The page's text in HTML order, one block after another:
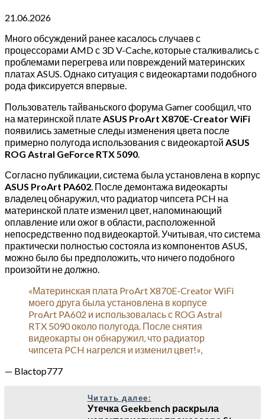
21.06.2026
Много обсуждений ранее касалось случаев с
процессорами AMD с 3D V-Cache, которые сталкивались с
проблемами перегрева или повреждений материнских
платах ASUS. Однако ситуация с видеокартами подобного
рода фиксируется впервые.
Пользователь тайваньского форума Gamer сообщил, что
на материнской платеASUS ProArt X870E-Creator WiFi
появились заметные следы изменения цвета после
примерно полугода использования с видеокартой ASUS
ROG Astral GeForce RTX 5090.
Согласно публикации, система была установлена в корпус
ASUS ProArt PA602. После демонтажа видеокарты
владелец обнаружил, что радиатор чипсета PCH на
материнской плате изменил цвет, напоминающий
оплавление или ожог в области, расположенной
непосредственно под видеокартой. Учитывая, что система
практически полностью состояла из компонентов ASUS,
можно было бы предположить, что ничего подобного
произойти не должно.
«Материнская плата ProArt X870E-Creator WiFi
моего друга была установлена в корпусе
ProArt PA602 и использовалась с ROG Astral
RTX 5090 около полугода. После снятия
видеокарты он обнаружил, что радиатор
чипсета PCH нагрелся и изменил цвет!»,
— Blactop777
Читать далее:
Утечка Geekbench раскрыла